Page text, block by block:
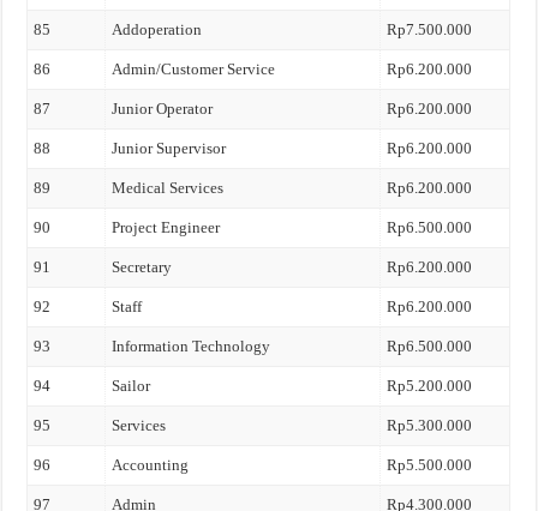
85 Addoperation Rp7.500.000
86 Admin/Customer Service Rp6.200.000
87 Junior Operator Rp6.200.000
88 Junior Supervisor Rp6.200.000
89 Medical Services Rp6.200.000
90 Project Engineer Rp6.500.000
91 Secretary Rp6.200.000
92 Staff Rp6.200.000
93 Information Technology Rp6.500.000
94 Sailor Rp5.200.000
95 Services Rp5.300.000
96 Accounting Rp5.500.000
97 Admin Rp4.300.000